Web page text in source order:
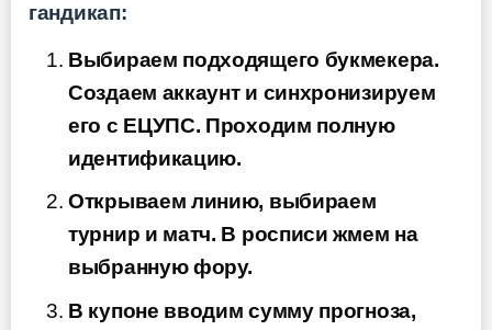
гандикап:
Выбираем подходящего букмекера.
Создаем аккаунт и синхронизируем
его с ЕЦУПС. Проходим полную
идентификацию.
Открываем линию, выбираем
турнир и матч. В росписи жмем на
выбранную фору.
В купоне вводим сумму прогноза,